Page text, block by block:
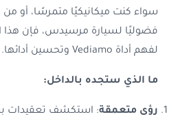
سواء كنت ميكانيكيًا متمرسًا، أو
فضوليًا لسيارة مرسيدس، فإن هذا
لفهم أداة Vediamo وتحسين أدائها.
ما الذي ستجده بالداخل:
رؤى متعمقة: استكشف تعقيدات